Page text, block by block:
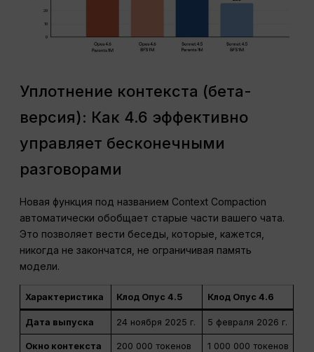
Уплотнение контекста (бета-
версия): Как 4.6 эффективно
управляет бесконечными
разговорами
Новая функция под названием Context Compaction
автоматически обобщает старые части вашего чата.
Это позволяет вести беседы, которые, кажется,
никогда не закончатся, не ограничивая память
модели.
Характеристика Клод Опус 4.5 Клод Опус 4.6
Дата выпуска 24 ноября 2025 г. 5 февраля 2026 г.
Окно контекста 200 000 токенов
1 000 000 токенов